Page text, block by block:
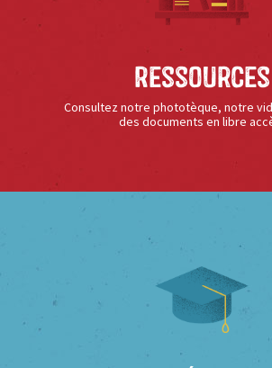
Ressources
Consultez notre phototèque, notre
des documents en libre